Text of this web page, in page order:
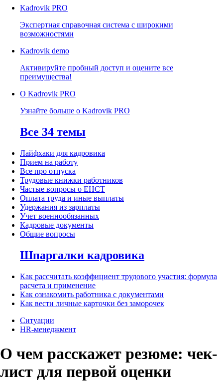
Kadrovik PRO
Экспертная справочная система с широкими
возможностями
Kadrovik demo
Активируйте пробный доступ и оцените все
преимущества!
О Kadrovik PRO
Узнайте больше о Kadrovik PRO
Все 34 темы
Лайфхаки для кадровика
Прием на работу
Все про отпуска
Трудовые книжки работников
Частые вопросы о ЕНСТ
Оплата труда и иные выплаты
Удержания из зарплаты
Учет военнообязанных
Кадровые документы
Общие вопросы
Шпаргалки кадровика
Как рассчитать коэффициент трудового участия: формула
расчета и применение
Как ознакомить работника с документами
Как вести личные карточки без заморочек
Ситуации
HR-менеджмент
О чем расскажет резюме: чек-
лист для первой оценки